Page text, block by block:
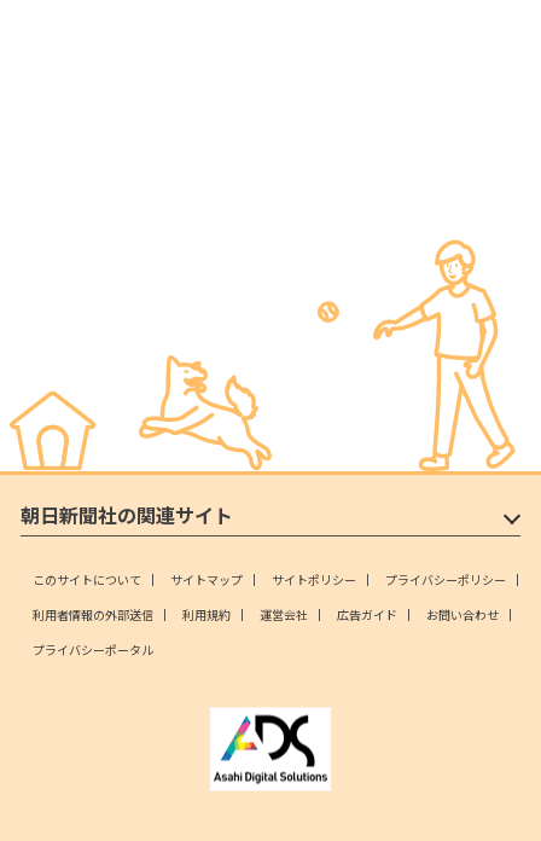
朝日新聞社の関連サイト
このサイトについて サイトマップ サイトポリシー
プライバシーポリシー
利用者情報の外部送信
利用規約 運営会社 広告ガイド
お問い合わせ
プライバシーポータル